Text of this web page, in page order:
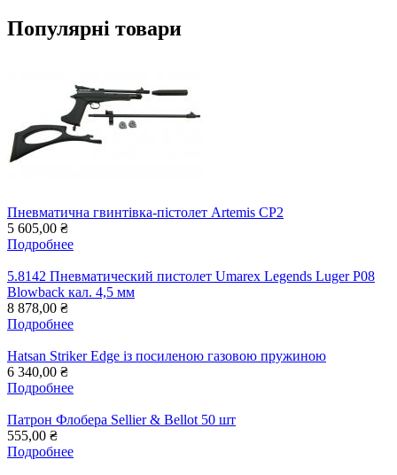
Популярні товари
Пневматична гвинтівка-пістолет Artemis CP2
5 605,00 ₴
Подробнее
5.8142 Пневматический пистолет Umarex Legends Luger P08
Blowback кал. 4,5 мм
8 878,00 ₴
Подробнее
Hatsan Striker Edge із посиленою газовою пружиною
6 340,00 ₴
Подробнее
Патрон Флобера Sellier & Bellot 50 шт
555,00 ₴
Подробнее